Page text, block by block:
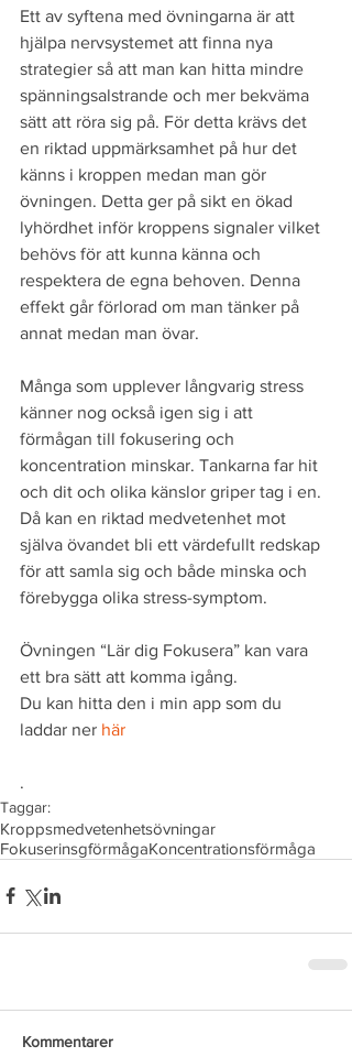
Ett av syftena med övningarna är att
hjälpa nervsystemet att finna nya
strategier så att man kan hitta mindre
spänningsalstrande och mer bekväma
sätt att röra sig på. För detta krävs det
en riktad uppmärksamhet på hur det
känns i kroppen medan man gör
övningen. Detta ger på sikt en ökad
lyhördhet inför kroppens signaler vilket
behövs för att kunna känna och
respektera de egna behoven. Denna
effekt går förlorad om man tänker på
annat medan man övar.
Många som upplever långvarig stress
känner nog också igen sig i att
förmågan till fokusering och
koncentration minskar. Tankarna far hit
och dit och olika känslor griper tag i en.
Då kan en riktad medvetenhet mot
själva övandet bli ett värdefullt redskap
för att samla sig och både minska och
förebygga olika stress-symptom.
Övningen “Lär dig Fokusera” kan vara
ett bra sätt att komma igång.
Du kan hitta den i min app som du
laddar ner här
.
Taggar:
Kroppsmedvetenhetsövningar
FokuserinsgförmågaKoncentrationsförmåga
Kommentarer